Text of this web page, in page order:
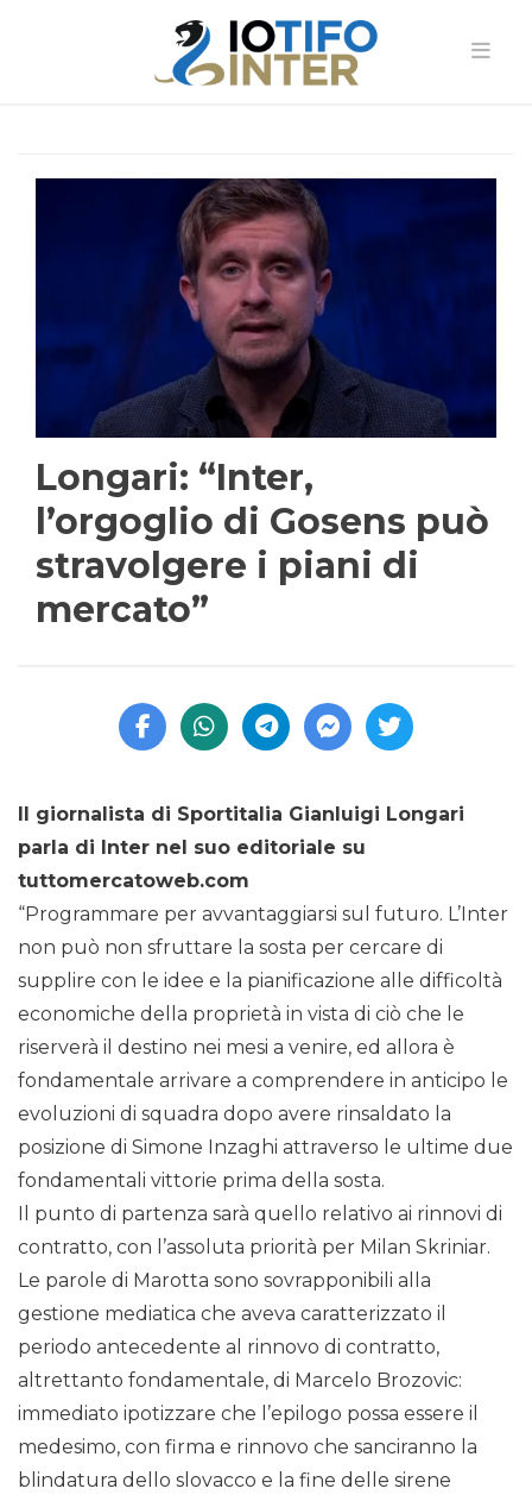
Longari: “Inter,
l’orgoglio di Gosens può
stravolgere i piani di
mercato”
Il giornalista di Sportitalia Gianluigi Longari
parla di Inter nel suo editoriale su
tuttomercatoweb.com
“Programmare per avvantaggiarsi sul futuro. L’Inter
non può non sfruttare la sosta per cercare di
supplire con le idee e la pianificazione alle difficoltà
economiche della proprietà in vista di ciò che le
riserverà il destino nei mesi a venire, ed allora è
fondamentale arrivare a comprendere in anticipo le
evoluzioni di squadra dopo avere rinsaldato la
posizione di Simone Inzaghi attraverso le ultime due
fondamentali vittorie prima della sosta.
Il punto di partenza sarà quello relativo ai rinnovi di
contratto, con l’assoluta priorità per Milan Skriniar.
Le parole di Marotta sono sovrapponibili alla
gestione mediatica che aveva caratterizzato il
periodo antecedente al rinnovo di contratto,
altrettanto fondamentale, di Marcelo Brozovic:
immediato ipotizzare che l’epilogo possa essere il
medesimo, con firma e rinnovo che sanciranno la
blindatura dello slovacco e la fine delle sirene